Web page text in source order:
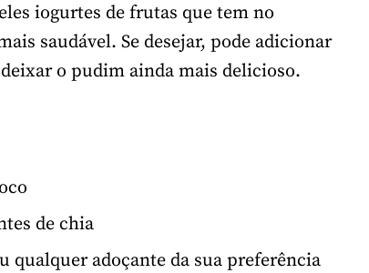
iogurtes de frutas que tem no
saudável. Se desejar, pode adicionar
o pudim ainda mais delicioso.
de chia
qualquer adoçante da sua preferência